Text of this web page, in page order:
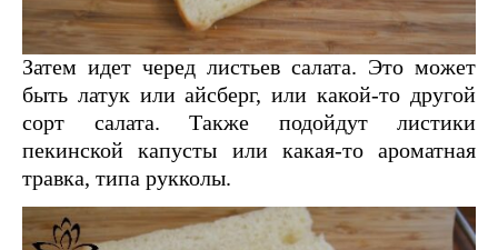
Затем идет черед листьев салата. Это может
быть латук или айсберг, или какой-то другой
сорт салата. Также подойдут листики
пекинской капусты или какая-то ароматная
травка, типа рукколы.